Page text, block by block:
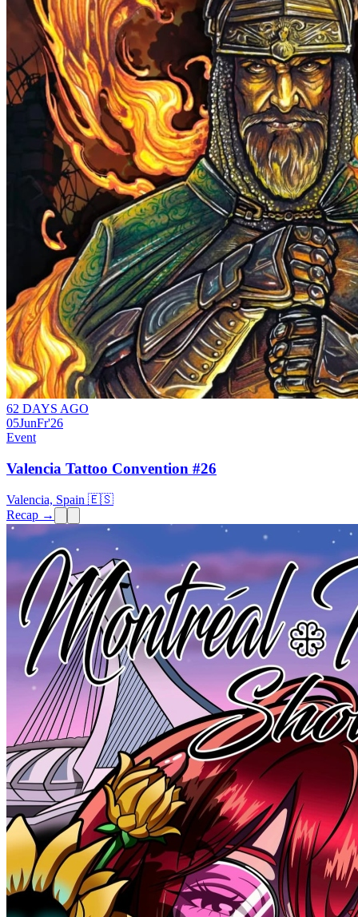
62 DAYS AGO
05JunFr'26
Event
Valencia Tattoo Convention #26
Valencia, Spain 🇪🇸
Recap →